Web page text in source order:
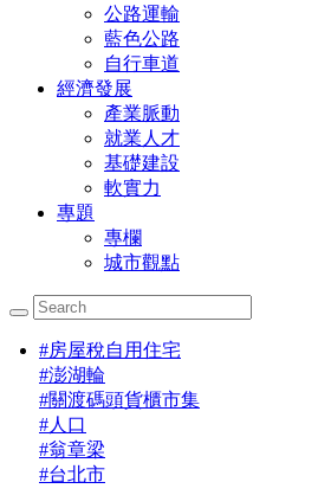
公路運輸
藍色公路
自行車道
經濟發展
產業脈動
就業人才
基礎建設
軟實力
專題
專欄
城市觀點
#房屋稅自用住宅
#澎湖輪
#關渡碼頭貨櫃市集
#人口
#翁章梁
#台北市